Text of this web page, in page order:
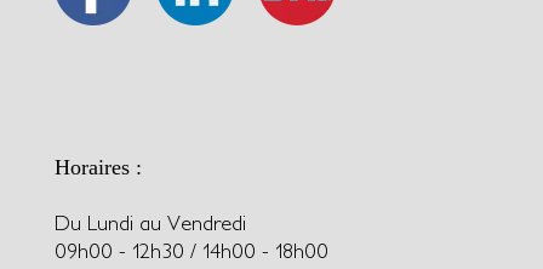
Horaires :
Du Lundi au Vendredi
09h00 - 12h30 / 14h00 - 18h00